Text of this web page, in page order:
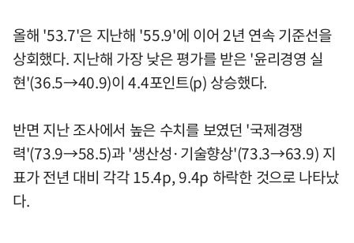
올해 '53.7'은 지난해 '55.9'에 이어 2년 연속 기준선을
상회했다. 지난해 가장 낮은 평가를 받은 '윤리경영 실
현'(36.5→40.9)이 4.4포인트(p) 상승했다.
반면 지난 조사에서 높은 수치를 보였던 '국제경쟁
력'(73.9→58.5)과 '생산성·기술향상'(73.3→63.9) 지
표가 전년 대비 각각 15.4p, 9.4p 하락한 것으로 나타났
다.